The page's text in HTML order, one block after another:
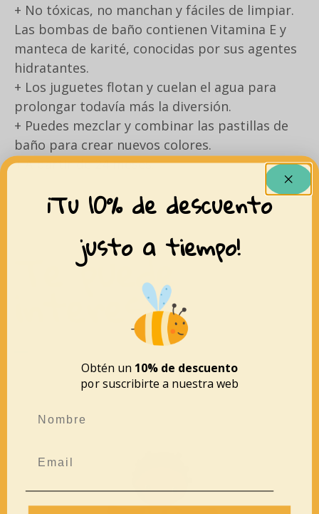
+ No tóxicas, no manchan y fáciles de limpiar.
Las bombas de baño contienen Vitamina E y
manteca de karité, conocidas por sus agentes
hidratantes.
+ Los juguetes flotan y cuelan el agua para
prolongar todavía más la diversión.
+ Puedes mezclar y combinar las pastillas de
baño para crear nuevos colores.
+ A partir de 24 meses.
Te puede
interesar
¡Tu 10% de descuento
justo a tiempo!
Obtén un 10% de descuento
por suscribirte a nuestra web